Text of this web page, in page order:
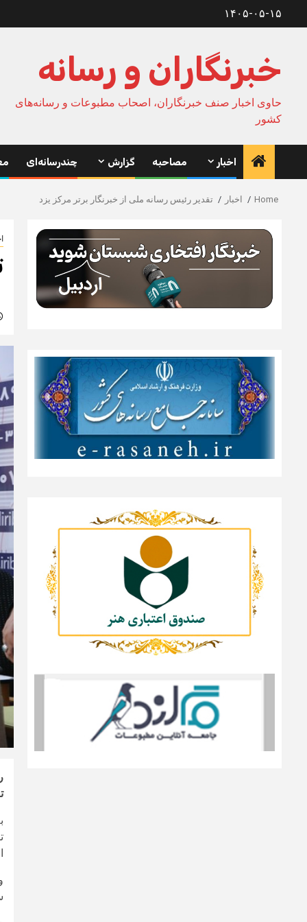
۱۴۰۵-۰۵-۱۵
خبرنگاران و رسانه
حاوی اخبار صنف خبرنگاران، اصحاب مطبوعات و رسانه‌های
کشور
اخبار مصاحبه گزارش چندرسانه‌ای
Home اخبار تقدیر رئیس رسانه ملی از خبرنگار برتر مرکز یزد